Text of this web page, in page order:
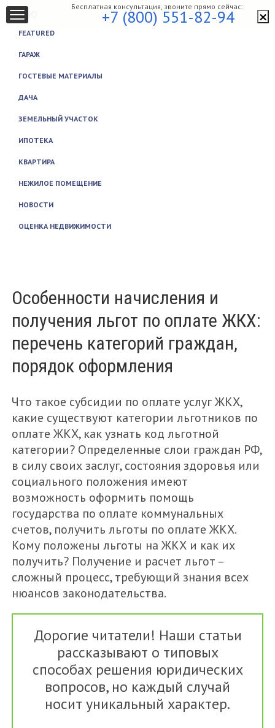
×
МЕНЮ
FEATURED
ГАРАЖ
ГОСТЕВЫЕ МАТЕРИАЛЫ
ДАЧА
ЗЕМЕЛЬНЫЙ УЧАСТОК
ИПОТЕКА
КВАРТИРА
НЕЖИЛОЕ ПОМЕЩЕНИЕ
НОВОСТИ
ОЦЕНКА НЕДВИЖИМОСТИ
Бесплатная консультация, звоните прямо сейчас:
+7 (800) 551-82-94
МЕНЮ
FEATURED
ГАРАЖ
ГОСТЕВЫЕ МАТЕРИАЛЫ
ИПОТЕКА
КВАРТИРА
НЕЖИЛОЕ ПОМЕЩЕНИЕ
НОВОСТИ
ОЦЕНКА НЕДВИЖИМОСТИ
Особенности начисления и
получения льгот по оплате ЖКХ:
перечень категорий граждан,
порядок оформления
Что такое субсидии по оплате услуг ЖКХ,
какие существуют категории льготников по
оплате ЖКХ, как узнать код льготной
категории? Определенные слои граждан РФ,
в силу своих заслуг, состояния здоровья или
социального положения имеют
возможность оформить помощь
государства по оплате коммунальных
счетов, получить льготы по оплате ЖКХ.
Кому положены льготы на ЖКХ и как их
получить? Получение и расчет льгот –
сложный процесс, требующий знания всех
нюансов законодательства.
Дорогие читатели! Наши статьи
рассказывают о типовых
способах решения юридических
вопросов, но каждый случай
носит уникальный характер.